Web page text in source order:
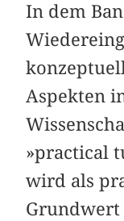
In dem
Aspekten
»practical
wird als
Grundwert